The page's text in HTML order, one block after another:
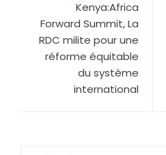
Kenya:Africa
Forward Summit, La
RDC milite pour une
réforme équitable
du système
international